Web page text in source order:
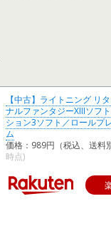
【中古】ライトニング リ
ナルファンタジーXIIIソフ
ション3ソフト／ロールプ
ム
価格：989円（税込、送料
時点)